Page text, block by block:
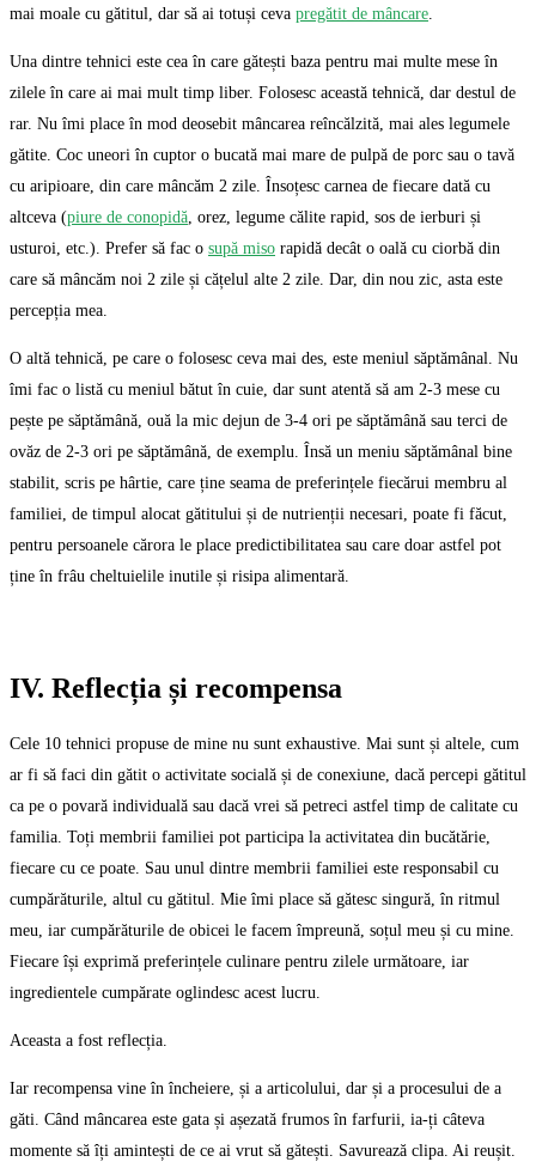
mai moale cu gătitul, dar să ai totuși ceva pregătit de mâncare.
Una dintre tehnici este cea în care gătești baza pentru mai multe mese în
zilele în care ai mai mult timp liber. Folosesc această tehnică, dar destul de
rar. Nu îmi place în mod deosebit mâncarea reîncălzită, mai ales legumele
gătite. Coc uneori în cuptor o bucată mai mare de pulpă de porc sau o tavă
cu aripioare, din care mâncăm 2 zile. Însoțesc carnea de fiecare dată cu
altceva (piure de conopidă, orez, legume călite rapid, sos de ierburi și
usturoi, etc.). Prefer să fac o supă miso rapidă decât o oală cu ciorbă din
care să mâncăm noi 2 zile și cățelul alte 2 zile. Dar, din nou zic, asta este
percepția mea.
O altă tehnică, pe care o folosesc ceva mai des, este meniul săptămânal. Nu
îmi fac o listă cu meniul bătut în cuie, dar sunt atentă să am 2-3 mese cu
pește pe săptămână, ouă la mic dejun de 3-4 ori pe săptămână sau terci de
ovăz de 2-3 ori pe săptămână, de exemplu. Însă un meniu săptămânal bine
stabilit, scris pe hârtie, care ține seama de preferințele fiecărui membru al
familiei, de timpul alocat gătitului și de nutrienții necesari, poate fi făcut,
pentru persoanele cărora le place predictibilitatea sau care doar astfel pot
ține în frâu cheltuielile inutile și risipa alimentară.
IV. Reflecția și recompensa
Cele 10 tehnici propuse de mine nu sunt exhaustive. Mai sunt și altele, cum
ar fi să faci din gătit o activitate socială și de conexiune, dacă percepi gătitul
ca pe o povară individuală sau dacă vrei să petreci astfel timp de calitate cu
familia. Toți membrii familiei pot participa la activitatea din bucătărie,
fiecare cu ce poate. Sau unul dintre membrii familiei este responsabil cu
cumpărăturile, altul cu gătitul. Mie îmi place să gătesc singură, în ritmul
meu, iar cumpărăturile de obicei le facem împreună, soțul meu și cu mine.
Fiecare își exprimă preferințele culinare pentru zilele următoare, iar
ingredientele cumpărate oglindesc acest lucru.
Aceasta a fost reflecția.
Iar recompensa vine în încheiere, și a articolului, dar și a procesului de a
găti. Când mâncarea este gata și așezată frumos în farfurii, ia-ți câteva
momente să îți amintești de ce ai vrut să gătești. Savurează clipa. Ai reușit.